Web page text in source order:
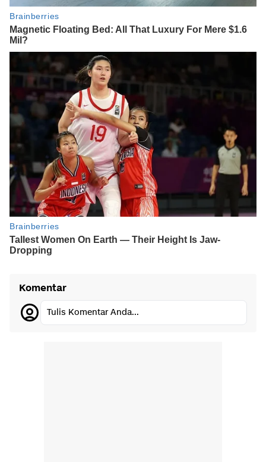
Komentar
Tulis Komentar Anda...